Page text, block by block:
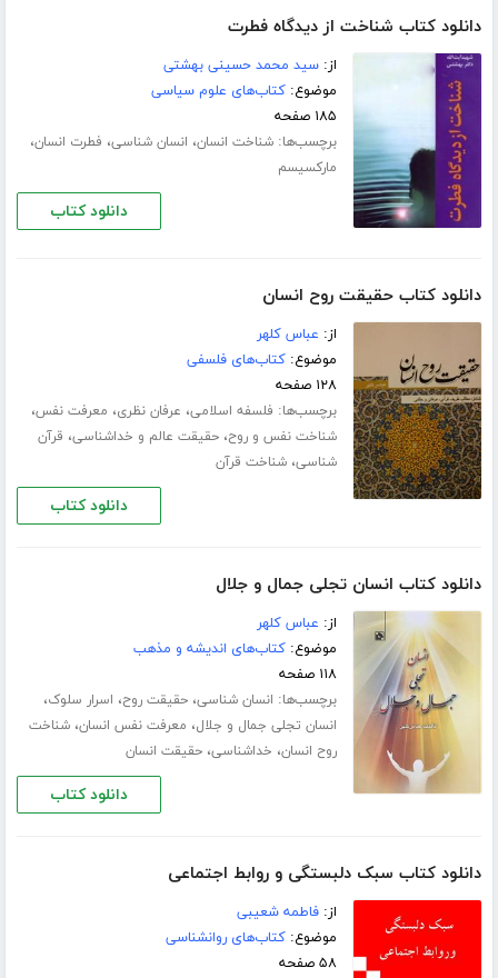
دانلود کتاب شناخت از دیدگاه فطرت
از:سید محمد حسینی بهشتی
موضوع:کتاب‌های علوم سیاسی
۱۸۵ صفحه
برچسب‌ها:شناخت انسان، انسان شناسی، فطرت انسان،
مارکسیسم
دانلود کتاب
دانلود کتاب حقیقت روح انسان
از: عباس کلهر
موضوع:کتاب‌های فلسفی
۱۲۸ صفحه
برچسب‌ها: فلسفه اسلامی، عرفان نظری، معرفت نفس،
شناخت نفس و روح،حقیقت عالم و خداشناسی، قرآن
شناسی،شناخت قرآن
دانلود کتاب
دانلود کتاب انسان تجلی جمال و جلال
از: عباس کلهر
موضوع:کتاب‌های اندیشه و مذهب
۱۱۸ صفحه
برچسب‌ها: انسان شناسی،حقیقت روح، اسرار سلوک،
انسان تجلی جمال و جلال، معرفت نفس انسان،شناخت
روح انسان، خداشناسی،حقیقت انسان
دانلود کتاب
دانلود کتاب سبک دلبستگی و روابط اجتماعی
از:فاطمه شعیبی
موضوع:کتاب‌های روانشناسی
۵۸ صفحه